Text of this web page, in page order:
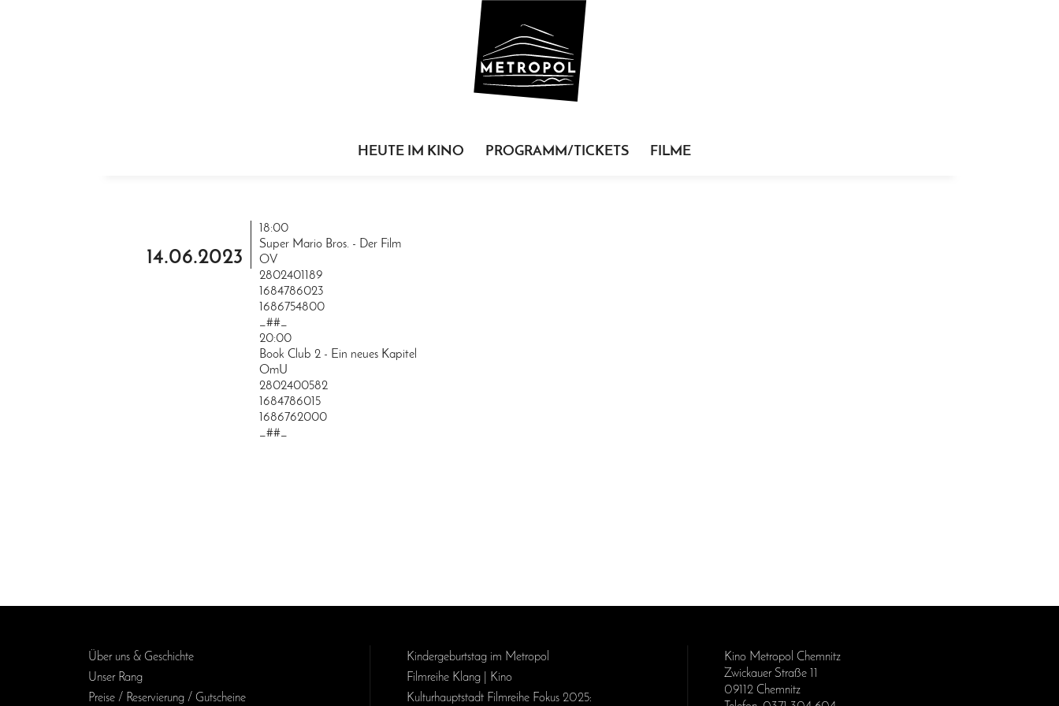
HEUTE IM KINO PROGRAMM/TICKETS FILME
14.06.2023
18:00
Super Mario Bros. - Der Film
OV
2802401189
1684786023
1686754800
_##_
20:00
Book Club 2 - Ein neues Kapitel
OmU
2802400582
1684786015
1686762000
_##_
Über uns & Geschichte
Unser Rang
Preise / Reservierung / Gutscheine
Kinder­geburts­tag im Metropol
Filmreihe Klang | Kino
Kulturhauptstadt Filmreihe Fokus 2025:
Kino Metropol Chemnitz
Zwickauer Straße 11
09112 Chemnitz